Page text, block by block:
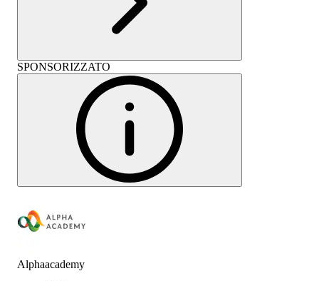
SPONSORIZZATO
Alphaacademy